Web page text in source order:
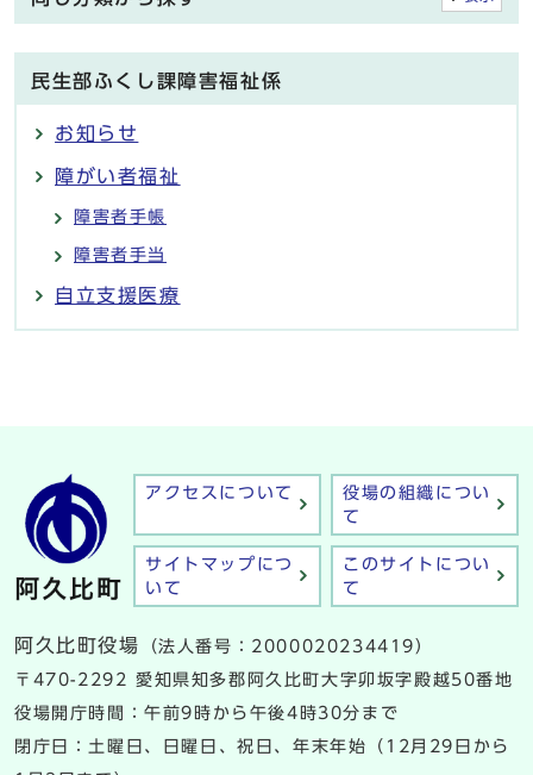
民生部ふくし課障害福祉係
お知らせ
障がい者福祉
障害者手帳
障害者手当
自立支援医療
アクセスについて
役場の組織につい
て
サイトマップにつ
いて
このサイトについ
て
阿久比町役場
（法人番号：2000020234419）
〒470-2292 愛知県知多郡阿久比町大字卯坂字殿越50番地
役場開庁時間：午前9時から午後4時30分まで
閉庁日：土曜日、日曜日、祝日、年末年始（12月29日から